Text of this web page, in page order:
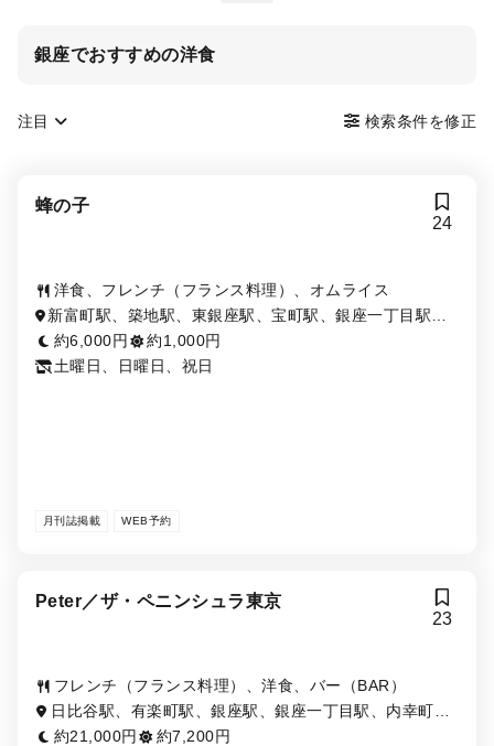
銀座でおすすめの洋食
注目 検索条件を修正
蜂の子
24
洋食、フレンチ（フランス料理）、オムライス
新富町駅、築地駅、東銀座駅、宝町駅、銀座一丁目駅、
築地市場駅、銀座駅、八丁堀駅、京橋駅
約6,000円
約1,000円
土曜日、日曜日、祝日
月刊誌掲載 WEB予約
Peter／ザ・ペニンシュラ東京
23
フレンチ（フランス料理）、洋食、バー（BAR）
日比谷駅、有楽町駅、銀座駅、銀座一丁目駅、内幸町
駅、二重橋前駅
約21,000円
約7,200円